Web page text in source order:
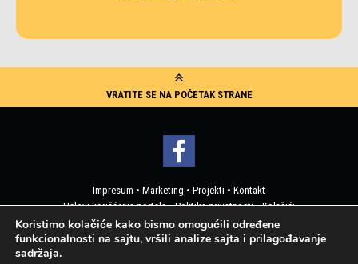
VRATITE SE NA POČETAK STRANE
Impresum • Marketing • Projekti • Kontakt
Uslovi korišćenja portala•Politika privatnosti•Kolačići
Pristup korisničkim podacima
Koristimo kolačiće kako bismo omogućili određene
funkcionalnosti na sajtu, vršili analize sajta i prilagođavanje
sadržaja.